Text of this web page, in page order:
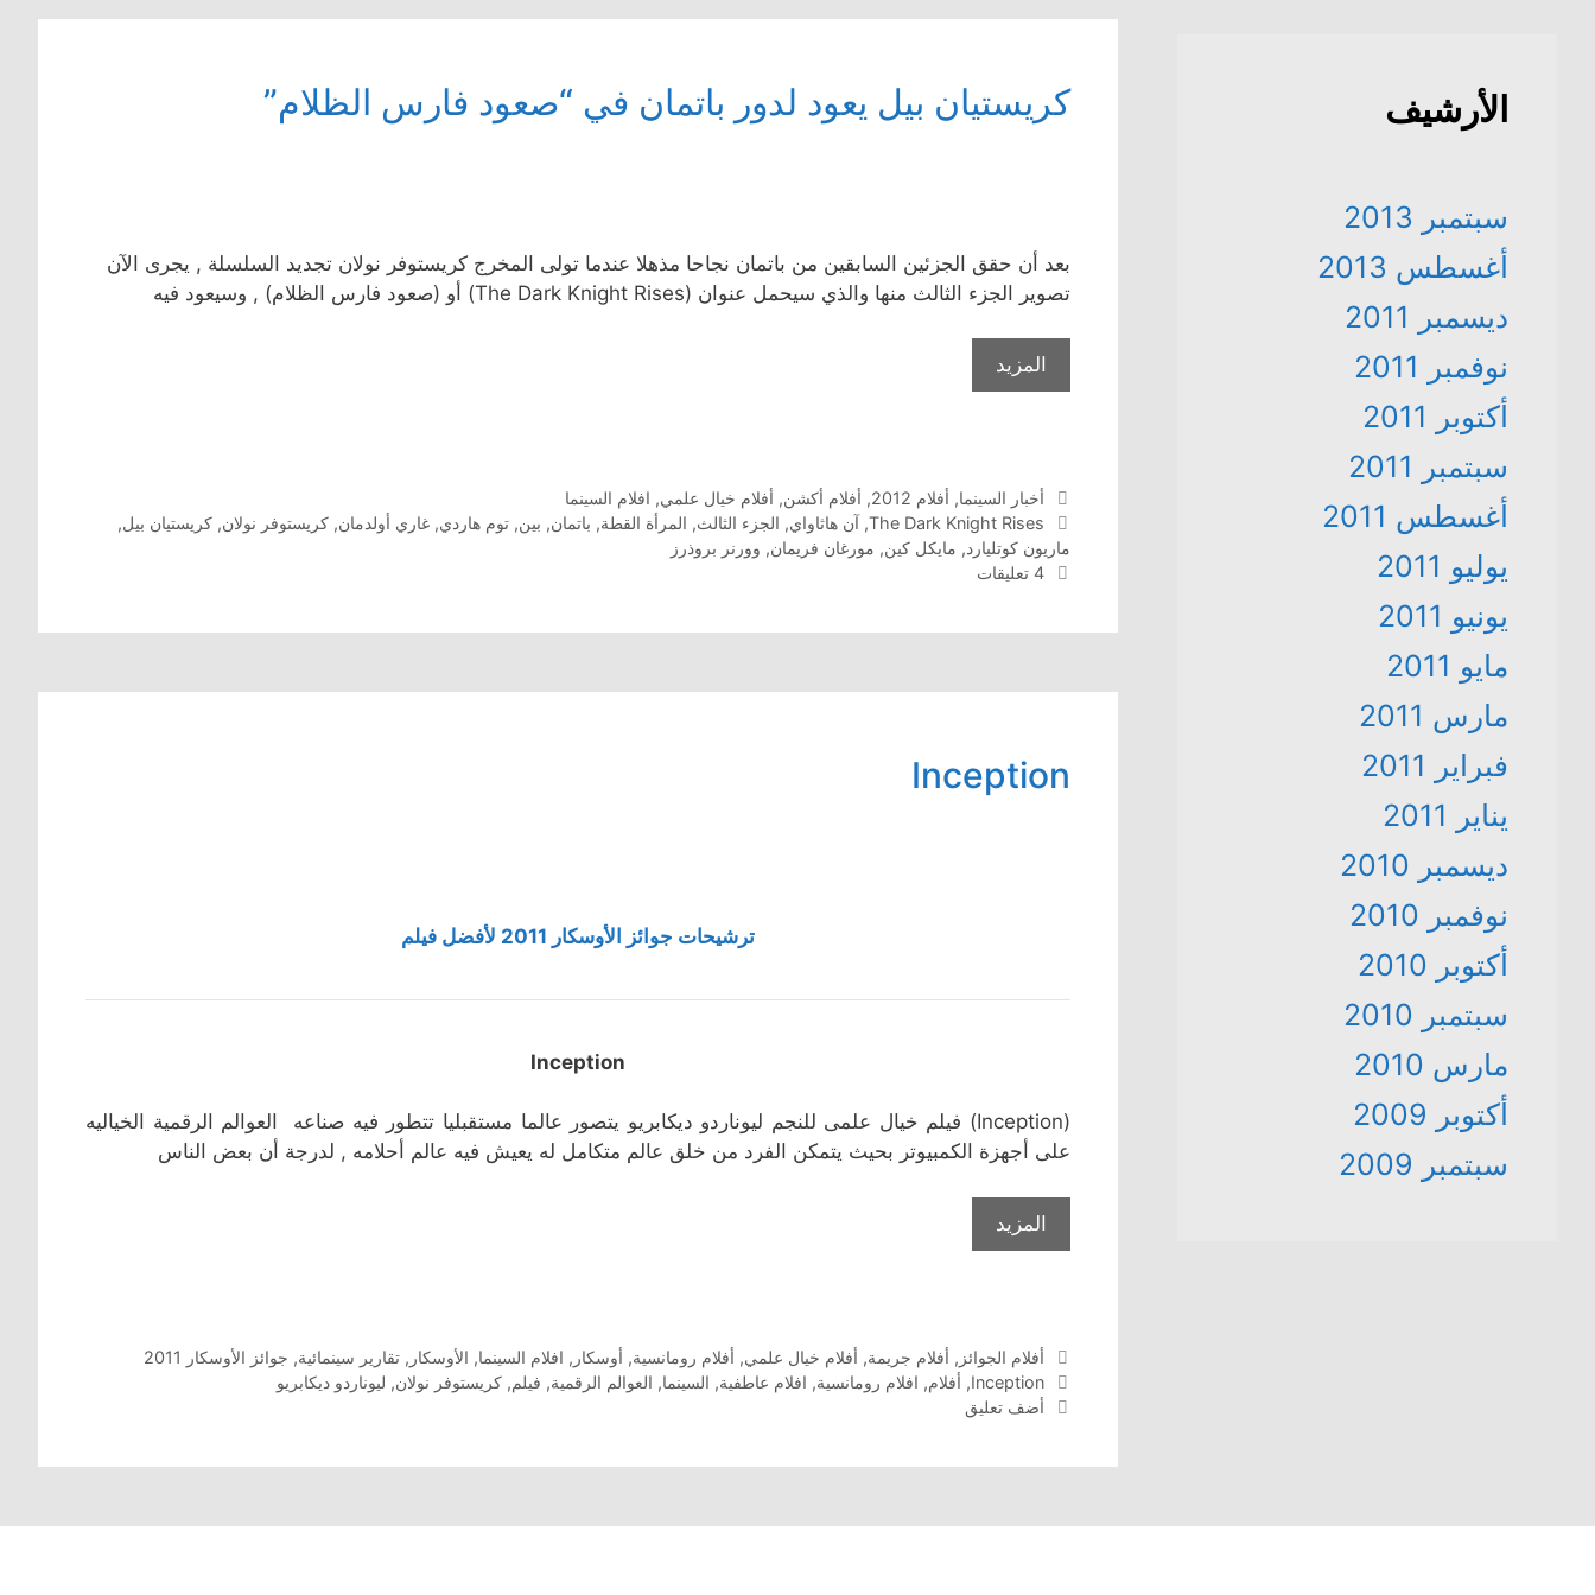
كريستيان بيل يعود لدور باتمان في “صعود فارس الظلام”
بعد أن حقق الجزئين السابقين من باتمان نجاحا مذهلا عندما تولى المخرج كريستوفر نولان تجديد السلسلة , يجرى الآن
تصوير الجزء الثالث منها والذي سيحمل عنوان (The Dark Knight Rises) أو (صعود فارس الظلام) , وسيعود فيه
المزيد
التصنيفات
أخبار السينما, أفلام 2012 , أفلام أكشن, أفلام خيال علمي, افلام السينما
الوسوم
The Dark Knight Rises
, آن هاثاواي, الجزء الثالث, المرأة القطة, باتمان, بين, توم هاردي, غاري أولدمان, كريستوفر نولان, كريستيان بيل,
ماريون كوتليارد, مايكل كين, مورغان فريمان, وورنر بروذرز
4 تعليقات
Inception
ترشيحات جوائز الأوسكار 2011 لأفضل فيلم
Inception
(Inception) فيلم خيال علمى للنجم ليوناردو ديكابريو يتصور عالما مستقبليا تتطور فيه صناعه العوالم الرقمية الخياليه
على أجهزة الكمبيوتر بحيث يتمكن الفرد من خلق عالم متكامل له يعيش فيه عالم أحلامه , لدرجة أن بعض الناس
المزيد
التصنيفات
أفلام الجوائز , أفلام جريمة, أفلام خيال علمي, أفلام رومانسية, أوسكار , افلام السينما, الأوسكار , تقارير سينمائية, جوائز الأوسكار 2011
الوسوم
Inception
, أفلام, افلام رومانسية, افلام عاطفية, السينما, العوالم الرقمية, فيلم, كريستوفر نولان, ليوناردو ديكابريو
أضف تعليق
الأرشيف
سبتمبر 2013
أغسطس 2013
ديسمبر 2011
نوفمبر 2011
أكتوبر 2011
سبتمبر 2011
أغسطس 2011
يوليو 2011
يونيو 2011
مايو 2011
مارس 2011
فبراير 2011
يناير 2011
ديسمبر 2010
نوفمبر 2010
أكتوبر 2010
سبتمبر 2010
مارس 2010
أكتوبر 2009
سبتمبر 2009